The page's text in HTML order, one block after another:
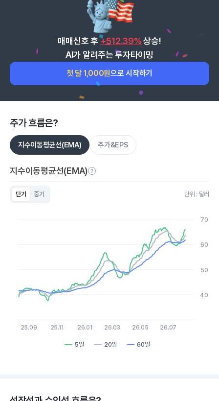
매매신호 후+512.39% 상승!
AI가 알려주는 투자타이밍
첫 달 1,000원으로 시작하기
주가 흐름은?
지수이동평균선(EMA) 주가&EPS
지수이동평균선(EMA)
단기 중기 단위 : 달러
The chart has 1 X axis displaying Time. Data ranges from
The chart has 1 Y axis displaying values. Data ranges from
5일 20일 60일
25.09 25.11 26.01 26.03 26.05 26.07
40
50
60
70